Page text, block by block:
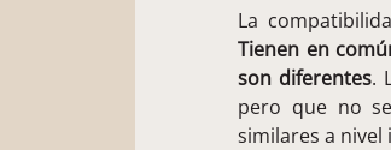
La
Tienen en
son diferentes.
pero que no
similares a nivel